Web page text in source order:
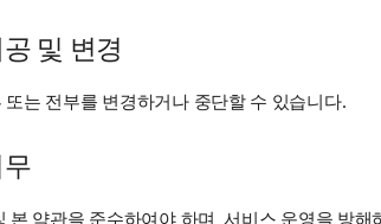
및 변경
는 전부를 변경하거나 중단할 수 있습니다.
본 약관을 준수하여야 하며, 서비스 운영을 방